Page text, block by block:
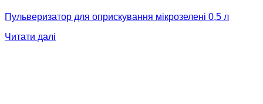
Пульверизатор для оприскування мікрозелені 0,5 л
Читати далі